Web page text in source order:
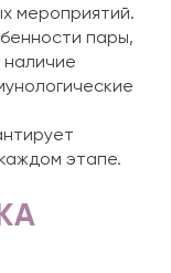
мероприятий.
пары,
наличие
этапе.